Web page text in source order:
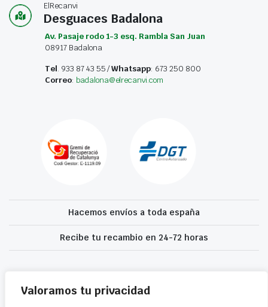
Valoramos tu privacidad
ElRecanvi
Desguaces Badalona
Av. Pasaje rodo 1-3 esq. Rambla San Juan
08917 Badalona
Tel. 933 87 43 55 /Whatsapp: 673 250 800
Correo: badalona@elrecanvi.com
Hacemos envíos a toda españa
Recibe tu recambio en 24-72 horas
accesibilidad